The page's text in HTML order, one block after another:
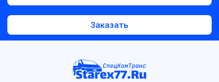
Заказать